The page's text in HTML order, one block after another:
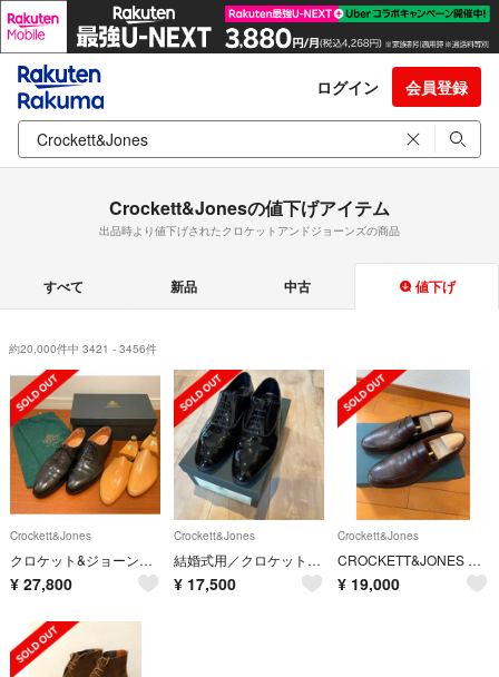
ログイン 会員登録
Crockett&Jonesの値下げアイテム
出品時より値下げされたクロケットアンドジョーンズの商品
すべて 新品 中古 値下げ
約20,000件中 3421 - 3456件
Crockett&Jones
クロケット&ジョーンズ WESTFIELD 7E 純正シューツリー付
¥ 27,800
Crockett&Jones
結婚式用／クロケット＆ジョーンズ（CROCKETT＆JONES） CHEAM
¥ 17,500
Crockett&Jones
CROCKETT&JONES バーニーズNY別注 コインローファー
¥ 19,000